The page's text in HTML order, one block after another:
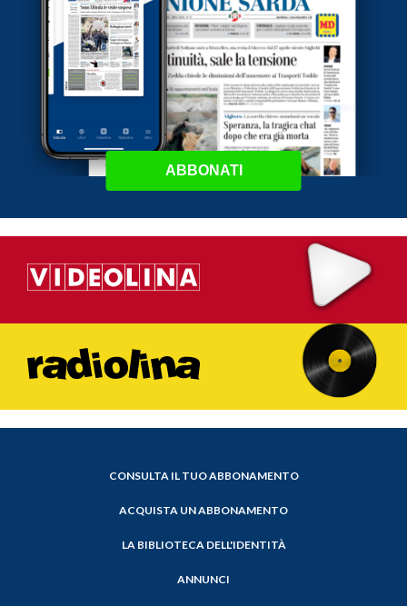
ABBONATI
CONSULTA IL TUO ABBONAMENTO
ACQUISTA UN ABBONAMENTO
LA BIBLIOTECA DELL'IDENTITÀ
ANNUNCI